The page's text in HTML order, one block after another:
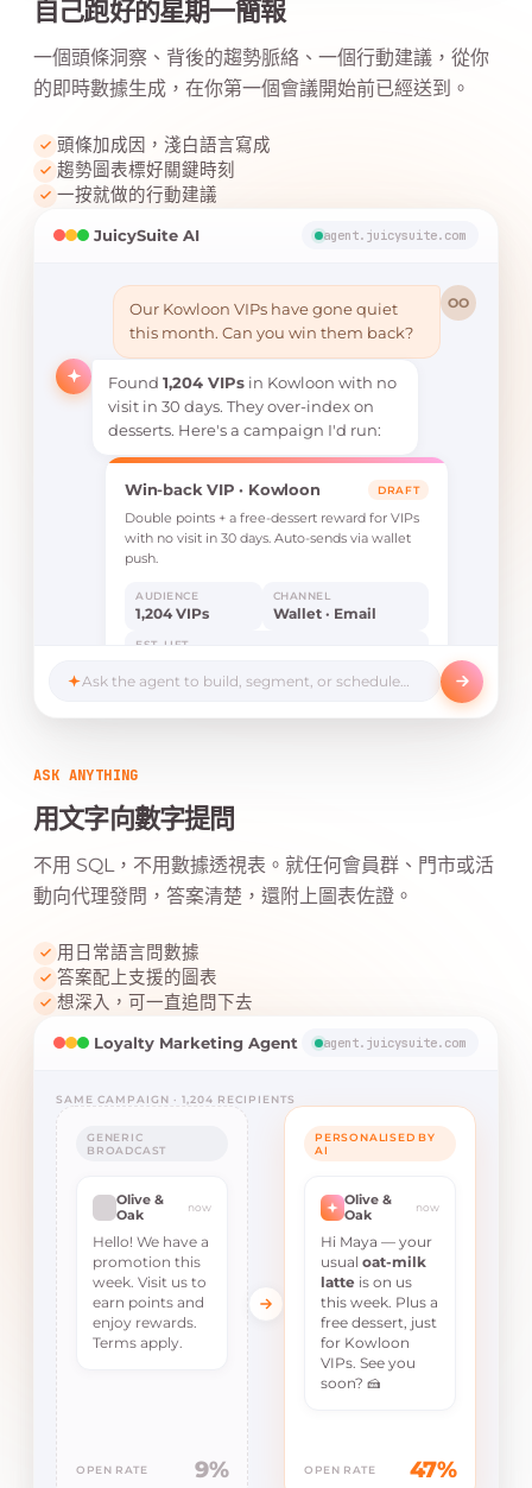
自己跑好的星期一簡報
一個頭條洞察、背後的趨勢脈絡、一個行動建議，從你
的即時數據生成，在你第一個會議開始前已經送到。
頭條加成因，淺白語言寫成
趨勢圖表標好關鍵時刻
一按就做的行動建議
JuicySuite AI agent.juicysuite.com
OO
Our Kowloon VIPs have gone quiet
this month. Can you win them back?
Found 1,204 VIPs in Kowloon with no
visit in 30 days. They over-index on
desserts. Here's a campaign I'd run:
Win-back VIP · Kowloon DRAFT
Double points + a free-dessert reward for VIPs
with no visit in 30 days. Auto-sends via wallet
push.
AUDIENCE
1,204 VIPs
CHANNEL
Wallet · Email
EST. LIFT
Ask the agent to build, segment, or schedule…
ASK ANYTHING
用文字向數字提問
不用 SQL，不用數據透視表。就任何會員群、門市或活
動向代理發問，答案清楚，還附上圖表佐證。
用日常語言問數據
答案配上支援的圖表
想深入，可一直追問下去
Loyalty Marketing Agent agent.juicysuite.com
SAME CAMPAIGN · 1,204 RECIPIENTS
GENERIC
BROADCAST
Olive &
Oak
now
Hello! We have a
promotion this
week. Visit us to
earn points and
enjoy rewards.
Terms apply.
OPEN RATE 9%
PERSONALISED BY
AI
Olive &
Oak
now
Hi Maya — your
usual oat-milk
latte is on us
this week. Plus a
free dessert, just
for Kowloon
VIPs. See you
soon? 🍰
OPEN RATE 47%